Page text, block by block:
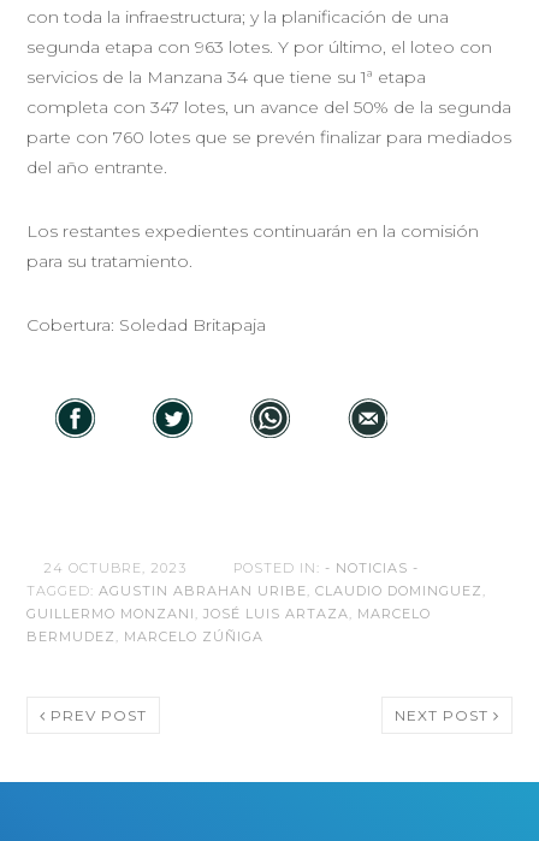
con toda la infraestructura; y la planificación de una
segunda etapa con 963 lotes. Y por último, el loteo con
servicios de la Manzana 34 que tiene su 1ª etapa
completa con 347 lotes, un avance del 50% de la segunda
parte con 760 lotes que se prevén finalizar para mediados
del año entrante.
Los restantes expedientes continuarán en la comisión
para su tratamiento.
Cobertura: Soledad Britapaja
24 OCTUBRE, 2023 POSTED IN: - NOTICIAS -
TAGGED:AGUSTIN ABRAHAN URIBE,CLAUDIO DOMINGUEZ ,
GUILLERMO MONZANI ,JOSÉ LUIS ARTAZA, MARCELO
BERMUDEZ , MARCELO ZÚÑIGA
PREV POST NEXT POST